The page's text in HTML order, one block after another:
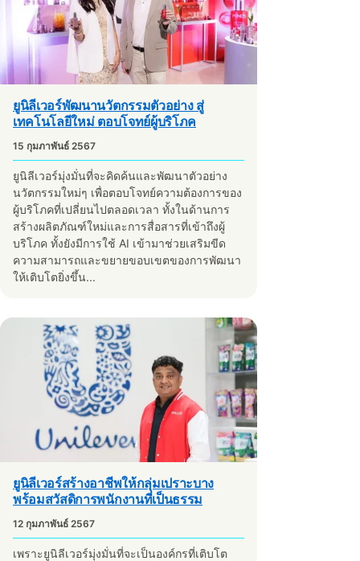
ยูนิลีเวอร์พัฒนานวัตกรรมตัวอย่าง สู่
เทคโนโลยีใหม่ ตอบโจทย์ผู้บริโภค
15 กุมภาพันธ์ 2567
ยูนิลีเวอร์มุ่งมั่นที่จะคิดค้นและพัฒนาตัวอย่าง
นวัตกรรมใหม่ๆ เพื่อตอบโจทย์ความต้องการของ
ผู้บริโภคที่เปลี่ยนไปตลอดเวลา ทั้งในด้านการ
สร้างผลิตภัณฑ์ใหม่และการสื่อสารที่เข้าถึงผู้
บริโภค ทั้งยังมีการใช้ AI เข้ามาช่วยเสริมขีด
ความสามารถและขยายขอบเขตของการพัฒนา
ให้เติบโตยิ่งขึ้น...
ยูนิลีเวอร์สร้างอาชีพให้กลุ่มเปราะบาง
พร้อมสวัสดิการพนักงานที่เป็นธรรม
12 กุมภาพันธ์ 2567
เพราะยูนิลีเวอร์มุ่งมั่นที่จะเป็นองค์กรที่เติบโต